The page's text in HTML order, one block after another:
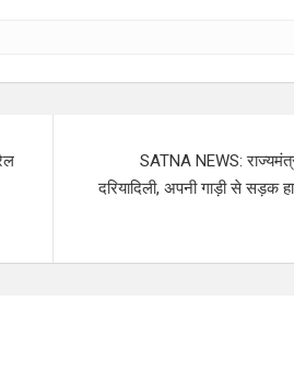
SATNA NEWS:
दरियादिली, अपनी गाड़ी से सड़क